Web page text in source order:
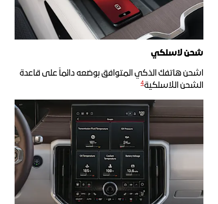
شحن لاسلكي
اشحن هاتفك الذكي المتوافق بوضعه دائماً على قاعدة
الشحن اللاسلكية4